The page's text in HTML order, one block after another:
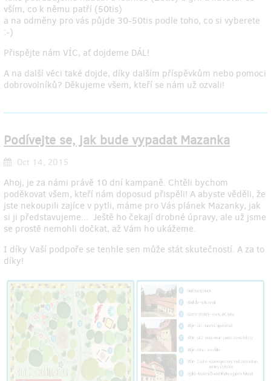
vším, co k němu patří (50tis)
a na odměny pro vás půjde 30-50tis podle toho, co si vyberete
:-)
Přispějte nám VÍC, ať dojdeme DÁL!
A na další věci také dojde, díky dalším příspěvkům nebo pomoci
dobrovolníků? Děkujeme všem, kteří se nám už ozvali!
Podívejte se, jak bude vypadat Mazanka
Oct 14, 2015
Ahoj, je za námi právě 10 dní kampaně. Chtěli bychom
poděkovat všem, kteří nám doposud přispěli! A abyste věděli, že
jste nekoupili zajíce v pytli, máme pro Vás plánek Mazanky, jak
si ji představujeme... Ještě ho čekají drobné úpravy, ale už jsme
se prostě nemohli dočkat, až Vám ho ukážeme.
I díky Vaší podpoře se tenhle sen může stát skutečností. A za to
díky!